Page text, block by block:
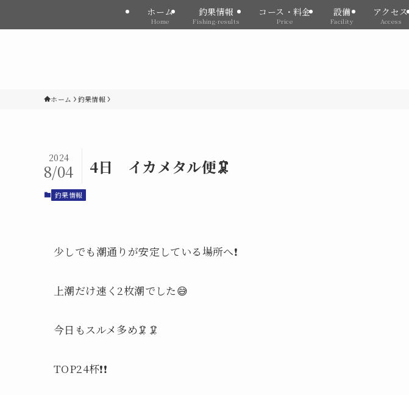
ホーム
Home
釣果情報
Fishing-results
コース・料金
Price
設備
Facility
アクセス
Access
ホーム 釣果情報
4日 イカメタル便🦑
2024
8/04
釣果情報
少しでも潮通りが安定している場所へ❗️
上潮だけ速く2枚潮でした😅
今日もスルメ多め🦑🦑
TOP24杯❗️❗️